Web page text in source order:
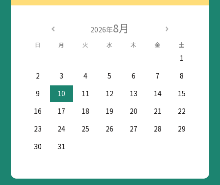
2026年8月
日 月 火 水 木 金 土
1
2
3 4 5 6 7
8
9
10 11 12 13 14
15
16
17 18 19 20 21
22
23
24 25 26 27 28
29
30
31